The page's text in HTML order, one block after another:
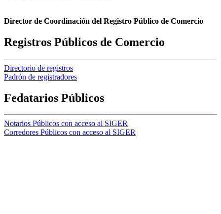
Director de Coordinación del Registro Público de Comercio
Registros Públicos de Comercio
Directorio de registros
Padrón de registradores
Fedatarios Públicos
Notarios Públicos con acceso al SIGER
Corredores Públicos con acceso al SIGER